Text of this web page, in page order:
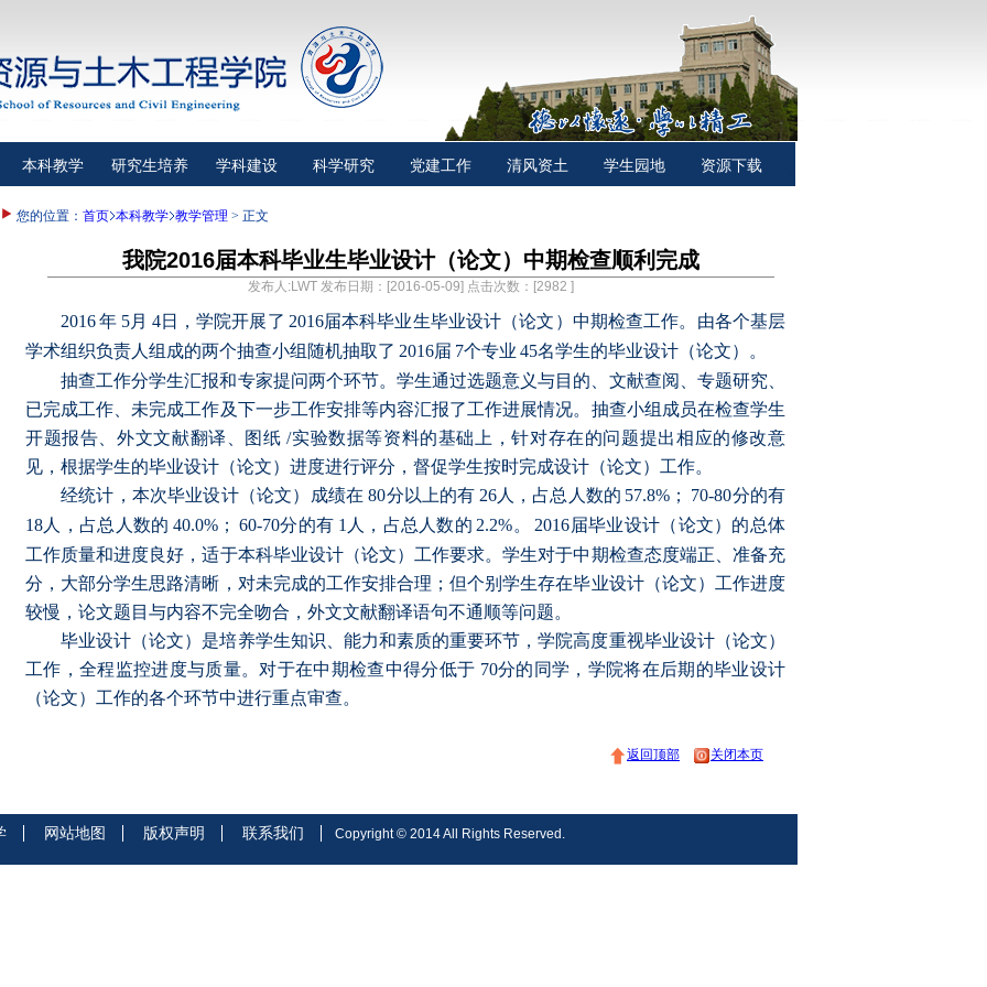
本科教学 研究生培养 学科建设 科学研究 党建工作 清风资土 学生园地 资源下载
您的位置： 首页 本科教学 教学管理 > 正文
我院2016届本科毕业生毕业设计（论文）中期检查顺利完成
发布人:LWT 发布日期：[2016-05-09] 点击次数：[2982 ]
2016年 5月 4日，学院开展了 2016届本科毕业生毕业设计（论文）中期检查工作。由各个基层
学术组织负责人组成的两个抽查小组随机抽取了 2016届 7个专业 45名学生的毕业设计（论文）。
抽查工作分学生汇报和专家提问两个环节。学生通过选题意义与目的、文献查阅、专题研究、
已完成工作、未完成工作及下一步工作安排等内容汇报了工作进展情况。抽查小组成员在检查学生
开题报告、外文文献翻译、图纸/实验数据等资料的基础上，针对存在的问题提出相应的修改意
见，根据学生的毕业设计（论文）进度进行评分，督促学生按时完成设计（论文）工作。
经统计，本次毕业设计（论文）成绩在80分以上的有 26人，占总人数的 57.8% ； 70-80分的有
18人，占总人数的 40.0%； 60-70分的有 1 人，占总人数的 2.2%。 2016届毕业设计（论文）的总体
工作质量和进度良好，适于本科毕业设计（论文）工作要求。学生对于中期检查态度端正、准备充
分，大部分学生思路清晰，对未完成的工作安排合理；但个别学生存在毕业设计（论文）工作进度
较慢，论文题目与内容不完全吻合，外文文献翻译语句不通顺等问题。
毕业设计（论文）是培养学生知识、能力和素质的重要环节，学院高度重视毕业设计（论文）
工作，全程监控进度与质量。对于在中期检查中得分低于 70分的同学，学院将在后期的毕业设计
（论文）工作的各个环节中进行重点审查。
返回顶部 关闭本页
网站地图 版权声明 联系我们 Copyright © 2014 All Rights Reserved.